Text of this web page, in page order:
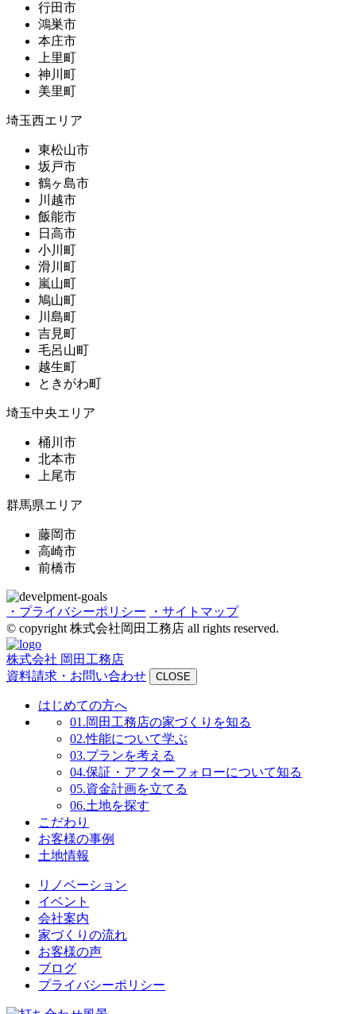
行田市
鴻巣市
本庄市
上里町
神川町
美里町
埼玉西エリア
東松山市
坂戸市
鶴ヶ島市
川越市
飯能市
日高市
小川町
滑川町
嵐山町
鳩山町
川島町
吉見町
毛呂山町
越生町
ときがわ町
埼玉中央エリア
桶川市
北本市
上尾市
群馬県エリア
藤岡市
高崎市
前橋市
・プライバシーポリシー
・サイトマップ
© copyright 株式会社岡田工務店 all rights reserved.
株式会社 岡田工務店
資料請求・お問い合わせ
CLOSE
はじめての方へ
01.岡田工務店の家づくりを知る
02.性能について学ぶ
03.プランを考える
04.保証・アフターフォローについて知る
05.資金計画を立てる
06.土地を探す
こだわり
お客様の事例
土地情報
リノベーション
イベント
会社案内
家づくりの流れ
お客様の声
ブログ
プライバシーポリシー